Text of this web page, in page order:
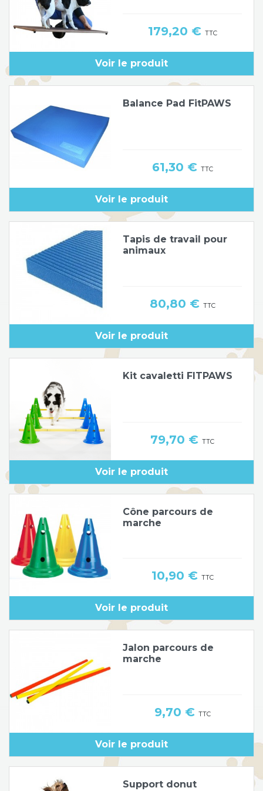
Prix
179,20 € TTC
Voir le produit
Balance Pad FitPAWS
Prix
61,30 € TTC
Voir le produit
Tapis de travail pour
animaux
Prix
80,80 € TTC
Voir le produit
Kit cavaletti FITPAWS
Prix
79,70 €TTC
Voir le produit
Cône parcours de
marche
Prix
10,90 € TTC
Voir le produit
Jalon parcours de
marche
Prix
9,70 € TTC
Voir le produit
Support donut